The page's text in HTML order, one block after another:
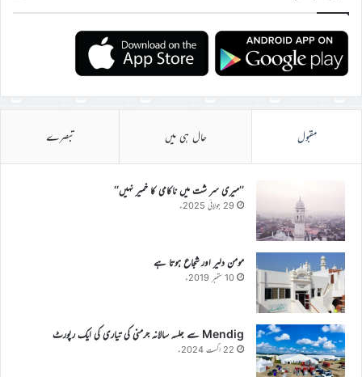
مقبول حال ہی میں تبصرے
’’میری سر شت میں ناکامی کا خمیر نہیں‘‘
29 جولائی 2025ء
مومن دلیر اور شجاع ہوتا ہے
10 ستمبر 2019ء
Mendig سے جلسہ سالانہ جرمنی کی تیاری کی ایک رپورٹ
22 اگست 2024ء